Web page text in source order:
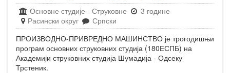
Основне студије - Струковне
3 године
Расински округ
Српски
ПРОИЗВОДНО-ПРИВРЕДНО МАШИНСТВО је трогодишњи
програм основних струковних студија (180ЕСПБ) на
Академији струковних студија Шумадија - Одсеку
Трстеник.